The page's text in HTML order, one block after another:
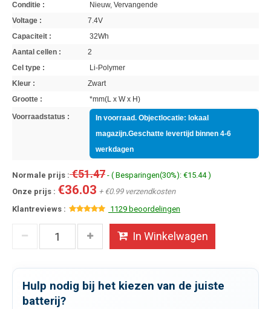
Conditie :
Nieuw, Vervangende
Voltage :
7.4V
Capaciteit :
32Wh
Aantal cellen :
2
Cel type :
Li-Polymer
Kleur :
Zwart
Grootte :
*mm(L x W x H)
Voorraadstatus :
In voorraad. Objectlocatie: lokaal
magazijn.Geschatte levertijd binnen 4-6
werkdagen
Normale prijs :€51.47 - ( Besparingen(30%): €15.44 )
Onze prijs : €36.03 + €0.99 verzendkosten
Klantreviews :
1129 beoordelingen
In Winkelwagen
Hulp nodig bij het kiezen van de juiste
batterij?